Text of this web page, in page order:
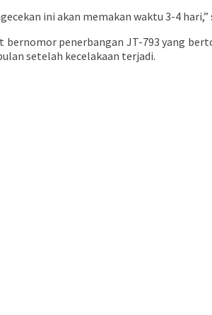
ini akan memakan waktu 3-4 hari,”
penerbangan JT-793 yang
setelah kecelakaan terjadi.